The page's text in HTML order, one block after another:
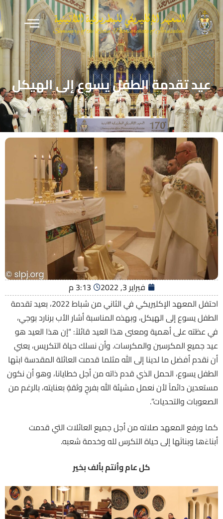
عيد تقدمة الطفل يسوع إلى الهيكل
فبراير 3, 2022
3:13 م
احتفل المعهد الإكليريكي في الثاني من شباط 2022، بعيد تقدمة
الطفل يسوع إلى الهيكل، وبهذه المناسبة أشار الأب برنارد بوجي،
في عظته على أهمية ومعنى هذا العيد قائلاً: “إن هذا العيد هو
عيد جميع المكرسين والمكرسات. وأن نسلك حياة التكريس، يعني
أن نقدم أفضل ما لدينا إلى الله مثلما قدمت العائلة المقدسة ابنَها
الطفل يسوع، الحمل الذي قدم ذاته من أجل خطايانا، وهو أن نكون
مستعدين دائماً لأن نعمل مشيئة الله بفرحٍ وثقةٍ بعنايته، بالرغم من
الصعوبات والتحديات”.
كما ورفع المعهد صلاته من أجل جميع العائلات التي قدمت
أبناءَها وبناتَها إلى حياة التكرس لله وخدمة شعبه.
كل عام وأنتم بألف بخير